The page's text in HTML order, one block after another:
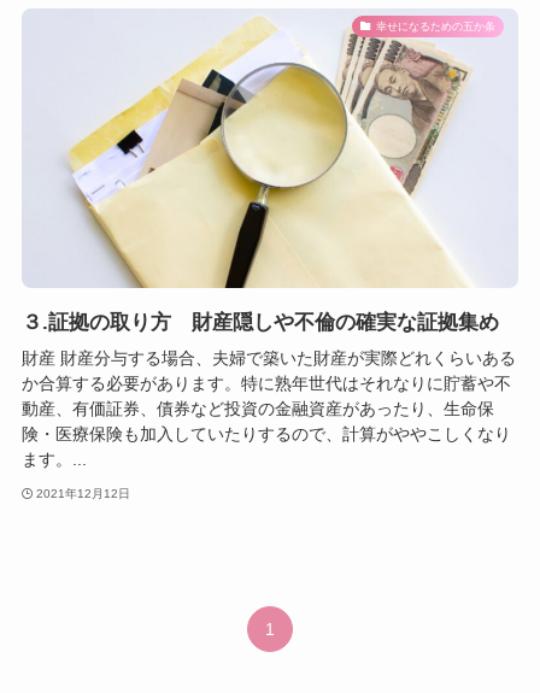
幸せになるための五か条
３.証拠の取り方 財産隠しや不倫の確実な証拠集め
財産 財産分与する場合、夫婦で築いた財産が実際どれくらいある
か合算する必要があります。特に熟年世代はそれなりに貯蓄や不
動産、有価証券、債券など投資の金融資産があったり、生命保
険・医療保険も加入していたりするので、計算がややこしくなり
ます。...
2021年12月12日
1